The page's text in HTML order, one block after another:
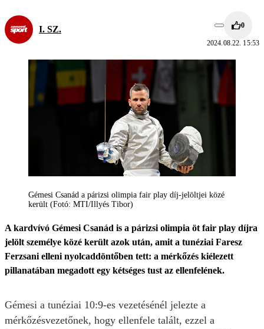
I. SZ. 0
2024.08.22. 15:53
Gémesi Csanád a párizsi olimpia fair play díj-jelöltjei közé
került (Fotó: MTI/Illyés Tibor)
A kardvívó Gémesi Csanád is a párizsi olimpia öt fair play díjra
jelölt személye közé került azok után, amit a tunéziai Faresz
Ferzsani elleni nyolcaddöntőben tett: a mérkőzés kiélezett
pillanatában megadott egy kétséges tust az ellenfelének.
Gémesi a tunéziai 10:9-es vezetésénél jelezte a
mérkőzésvezetőnek, hogy ellenfele talált, ezzel a